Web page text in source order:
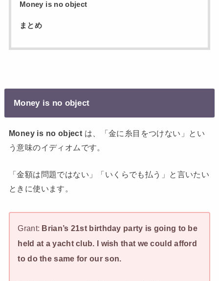
Money is no object
まとめ
Money is no object
Money is no object は、「金に糸目をつけない」とい
う意味のイディオムです。
「金額は問題ではない」「いくらでも払う」と言いたい
ときに使います。
Grant: Brian’s 21st birthday party is going to be
held at a yacht club. I wish that we could afford
to do the same for our son.